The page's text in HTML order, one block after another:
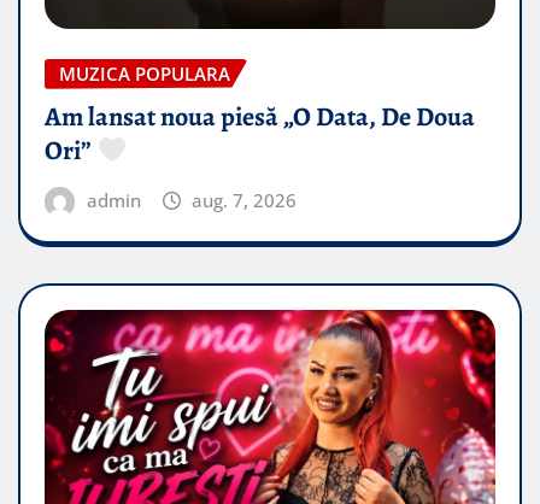
MUZICA POPULARA
Am lansat noua piesă „O Data, De Doua
Ori”
admin aug. 7, 2026